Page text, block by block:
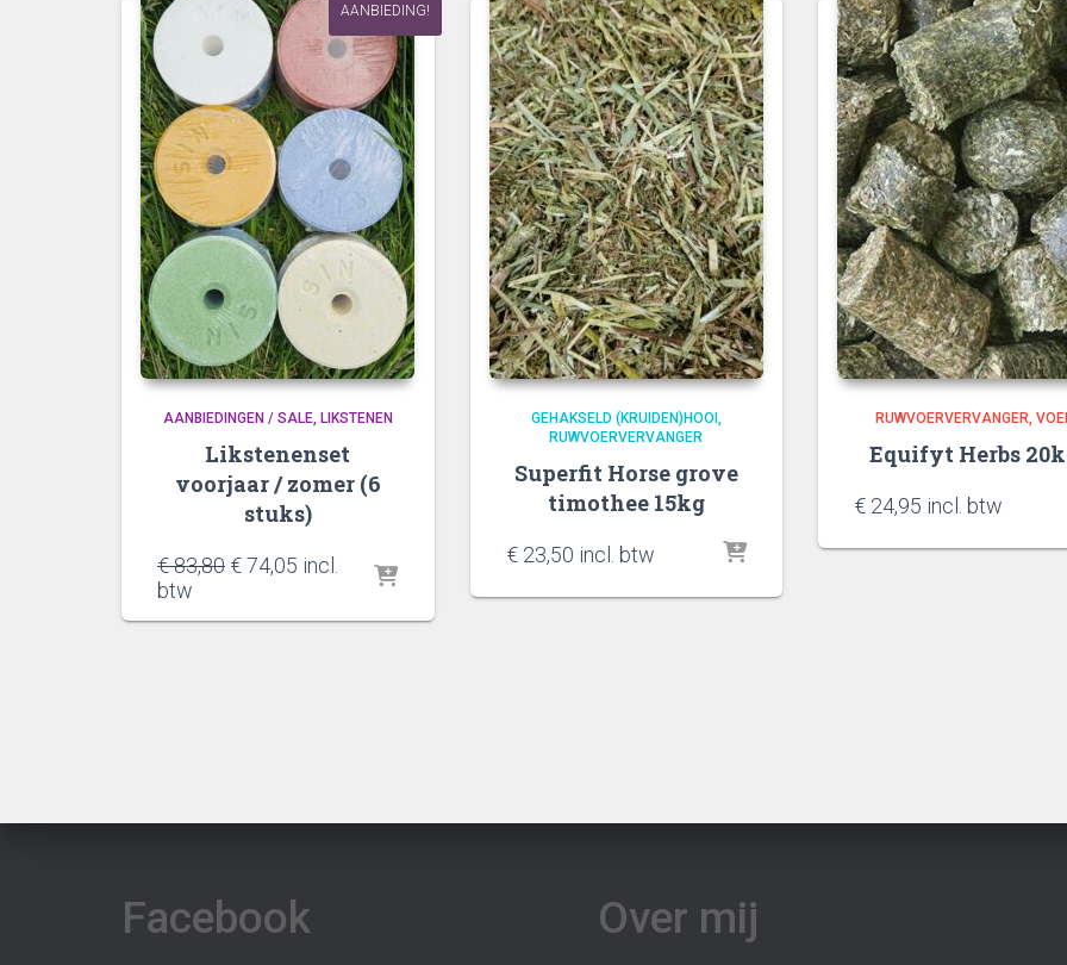
AANBIEDING!
AANBIEDINGEN / SALE LIKSTENEN
Likstenenset
voorjaar / zomer (6
stuks)
€83,80 Oorspronkelijke
€74,05 Huidige
incl.
btw
GEHAKSELD (KRUIDEN)HOOI
RUWVOERVERVANGER
Superfit Horse grove
timothee 15kg
€23,50 incl. btw
RUWVOERVERVANGER
Equifyt Herbs
€ 24,95 incl. btw
Facebook Over mij